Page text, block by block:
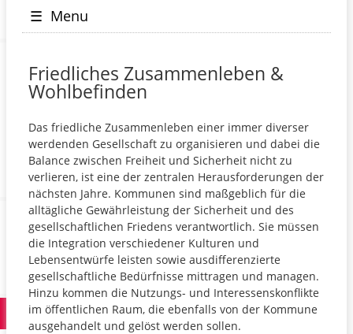
☰ Menu
Friedliches Zusammenleben &
Wohlbefinden
Das friedliche Zusammenleben einer immer diverser
werdenden Gesellschaft zu organisieren und dabei die
Balance zwischen Freiheit und Sicherheit nicht zu
verlieren, ist eine der zentralen Herausforderungen der
nächsten Jahre. Kommunen sind maßgeblich für die
alltägliche Gewährleistung der Sicherheit und des
gesellschaftlichen Friedens verantwortlich. Sie müssen
die Integration verschiedener Kulturen und
Lebensentwürfe leisten sowie ausdifferenzierte
gesellschaftliche Bedürfnisse mittragen und managen.
Hinzu kommen die Nutzungs- und Interessenskonflikte
im öffentlichen Raum, die ebenfalls von der Kommune
ausgehandelt und gelöst werden sollen.